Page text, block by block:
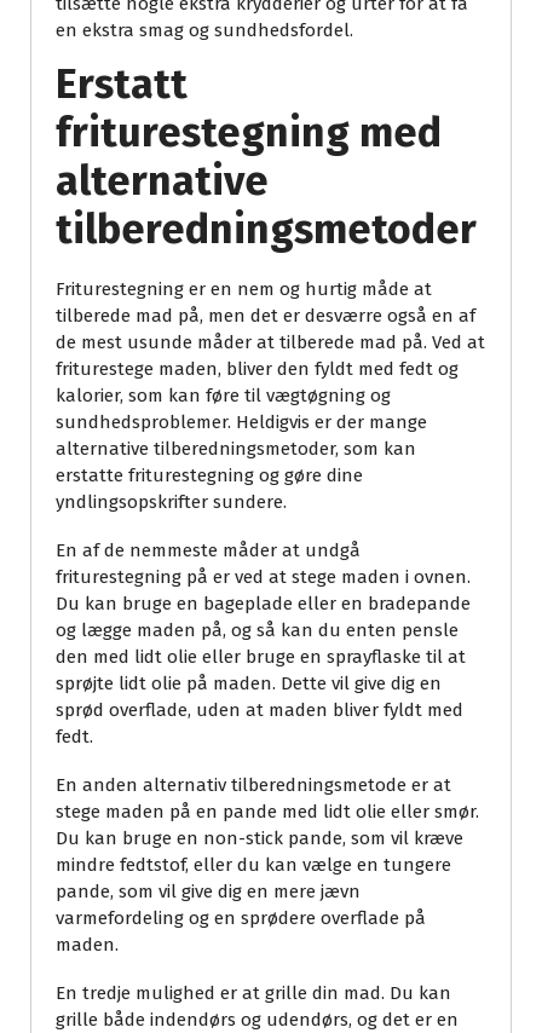
en ekstra smag og sundhedsfordel.
Erstatt
friturestegning med
alternative
tilberedningsmetoder
Friturestegning er en nem og hurtig måde at
tilberede mad på, men det er desværre også en af
de mest usunde måder at tilberede mad på. Ved at
friturestege maden, bliver den fyldt med fedt og
kalorier, som kan føre til vægtøgning og
sundhedsproblemer. Heldigvis er der mange
alternative tilberedningsmetoder, som kan
erstatte friturestegning og gøre dine
yndlingsopskrifter sundere.
En af de nemmeste måder at undgå
friturestegning på er ved at stege maden i ovnen.
Du kan bruge en bageplade eller en bradepande
og lægge maden på, og så kan du enten pensle
den med lidt olie eller bruge en sprayflaske til at
sprøjte lidt olie på maden. Dette vil give dig en
sprød overflade, uden at maden bliver fyldt med
fedt.
En anden alternativ tilberedningsmetode er at
stege maden på en pande med lidt olie eller smør.
Du kan bruge en non-stick pande, som vil kræve
mindre fedtstof, eller du kan vælge en tungere
pande, som vil give dig en mere jævn
varmefordeling og en sprødere overflade på
maden.
En tredje mulighed er at grille din mad. Du kan
grille både indendørs og udendørs, og det er en